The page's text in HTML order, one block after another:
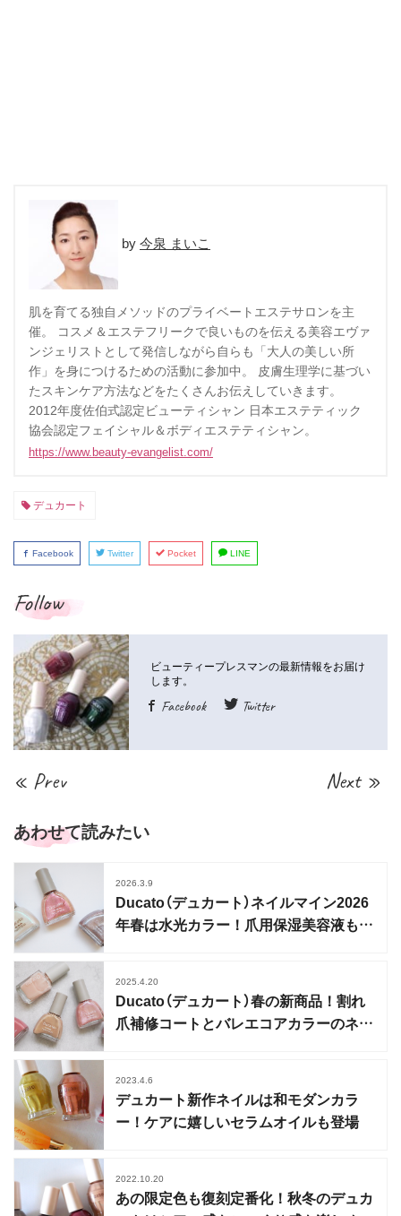
今泉 まいこ
肌を育てる独自メソッドのプライベートエステサロンを主
催。 コスメ＆エステフリークで良いものを伝える美容エヴァ
ンジェリストとして発信しながら自らも「大人の美しい所
作」を身につけるための活動に参加中。 皮膚生理学に基づい
たスキンケア方法などをたくさんお伝えしていきます。
2012年度佐伯式認定ビューティシャン 日本エステティック
協会認定フェイシャル＆ボディエステティシャン。
https://www.beauty-evangelist.com/
デュカート
Facebook Twitter Pocket LINE
Follow
Facebook Twitter
« Prev Next »
あわせて読みたい
2026.3.9
Ducato（デュカート）ネイルマイン2026
年春は水光カラー！爪用保湿美容液も登
2025.4.20
Ducato（デュカート）春の新商品！割れ
爪補修コートとバレエコアカラーのネイ
2023.4.6
デュカート新作ネイルは和モダンカラ
ー！ケアに嬉しいセラムオイルも登場
2022.10.20
あの限定色も復刻定番化！秋冬のデュカ